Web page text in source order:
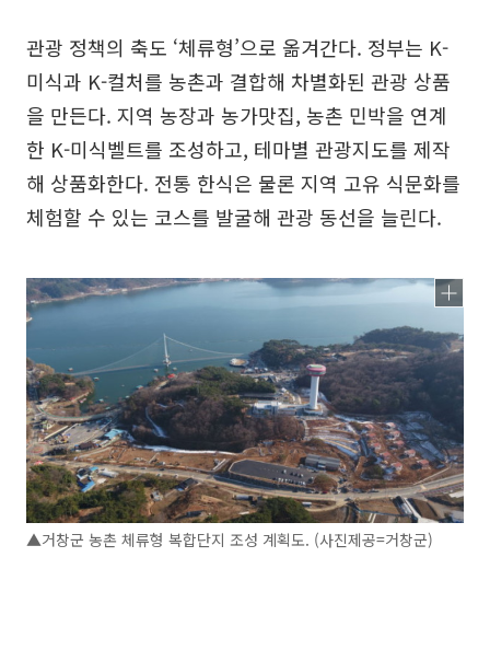
관광 정책의 축도 ‘체류형’으로 옮겨간다. 정부는 K-
미식과 K-컬처를 농촌과 결합해 차별화된 관광 상품
을 만든다. 지역 농장과 농가맛집, 농촌 민박을 연계
한 K-미식벨트를 조성하고, 테마별 관광지도를 제작
해 상품화한다. 전통 한식은 물론 지역 고유 식문화를
체험할 수 있는 코스를 발굴해 관광 동선을 늘린다.
▲거창군 농촌 체류형 복합단지 조성 계획도. (사진제공=거창군)